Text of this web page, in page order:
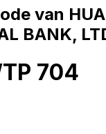
van
BANK,
704